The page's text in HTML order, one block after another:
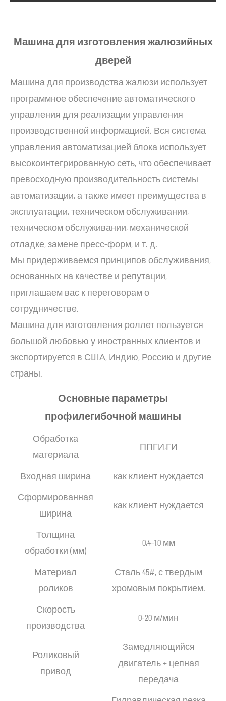
Машина для изготовления жалюзийных
дверей
Машина для производства жалюзи использует
программное обеспечение автоматического
управления для реализации управления
производственной информацией. Вся система
управления автоматизацией блока использует
высокоинтегрированную сеть, что обеспечивает
превосходную производительность системы
автоматизации, а также имеет преимущества в
эксплуатации, техническом обслуживании,
техническом обслуживании, механической
отладке, замене пресс-форм, и т. д.
Мы придерживаемся принципов обслуживания,
основанных на качестве и репутации,
приглашаем вас к переговорам о
сотрудничестве.
Машина для изготовления роллет пользуется
большой любовью у иностранных клиентов и
экспортируется в США, Индию, Россию и другие
страны.
Основные параметры
профилегибочной машины
Обработка
материала
ППГИ,ГИ
Входная ширина
как клиент нуждается
Сформированная
ширина
как клиент нуждается
Толщина
обработки (мм)
0,4–1,0 мм
Материал
роликов
Сталь 45#, с твердым
хромовым покрытием.
Скорость
производства
0-20 м/мин
Роликовый
привод
Замедляющийся
двигатель + цепная
передача